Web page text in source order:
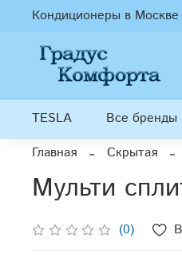
Кондиционеры в Москве
TESLA Все бренды
Главная
Скрытая
Мульти
(0)